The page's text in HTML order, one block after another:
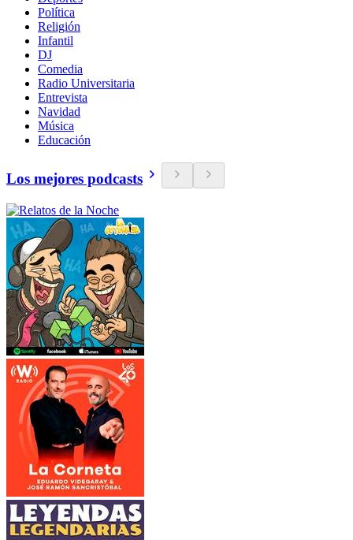
Política
Religión
Infantil
DJ
Comedia
Radio Universitaria
Entrevista
Navidad
Música
Educación
Los mejores podcasts